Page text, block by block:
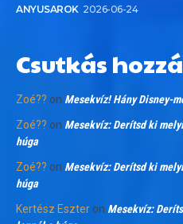
ANYUSAROK 2026-06-24
Csutkás
Zoé?? on Mesekvíz! Hány Disney-
Zoé?? on Mesekvíz: Derítsd ki
húga
Zoé?? on Mesekvíz: Derítsd ki
húga
Kertész Eszter on Mesekvíz: